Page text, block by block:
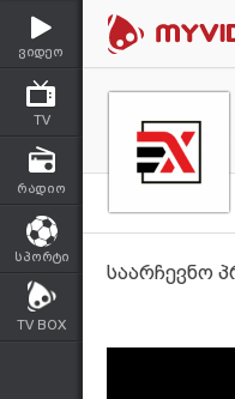
ვიდეო
TV
რადიო
სპორტი
TV BOX
საარჩევნო